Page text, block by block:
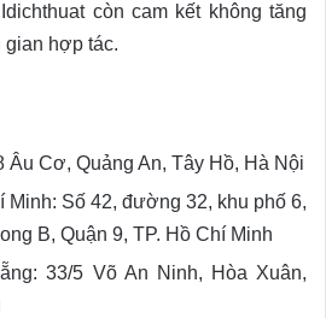
còn cam kết không tăng
gian hợp tác.
Âu Cơ, Quảng An, Tây Hồ, Hà Nội
Minh: Số 42, đường 32, khu phố 6,
B, Quận 9, TP. Hồ Chí Minh
33/5 Võ An Ninh, Hòa Xuân,